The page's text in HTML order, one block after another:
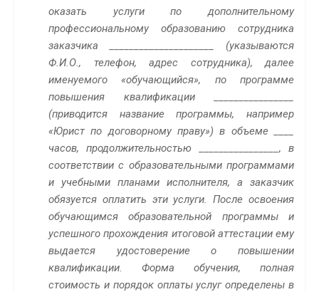
оказать услуги по дополнительному
профессиональному образованию сотрудника
заказчика _____________________ (указываются
Ф.И.О., телефон, адрес сотрудника), далее
именуемого «обучающийся», по программе
повышения квалификации ________________
(приводится название программы, например
«Юрист по договорному праву») в объеме ____
часов, продолжительностью ________________, в
соответствии с образовательными программами
и учебными планами исполнителя, а заказчик
обязуется оплатить эти услуги. После освоения
обучающимся образовательной программы и
успешного прохождения итоговой аттестации ему
выдается удостоверение о повышении
квалификации. Форма обучения, полная
стоимость и порядок оплаты услуг определены в